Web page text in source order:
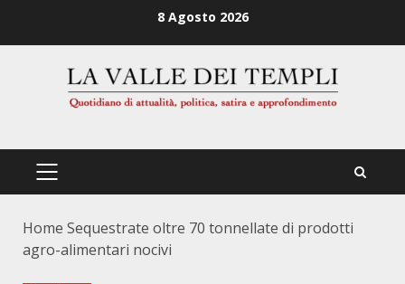
8 Agosto 2026
PRIMÄRES
Home Sequestrate oltre 70 tonnellate di prodotti
agro-alimentari nocivi